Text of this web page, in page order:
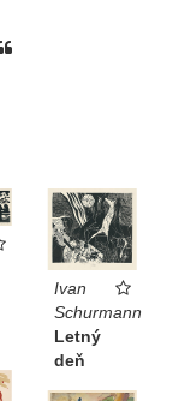
Ivan
Schurmann
Letný
deň